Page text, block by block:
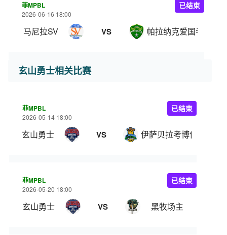
菲MPBL
2026-06-16 18:00
马尼拉SV VS 帕拉纳克爱国者
已结束
玄山勇士相关比赛
菲MPBL
2026-05-14 18:00
玄山勇士 VS 伊萨贝拉考博伊斯
已结束
菲MPBL
2026-05-20 18:00
玄山勇士 VS 黑牧场主
已结束